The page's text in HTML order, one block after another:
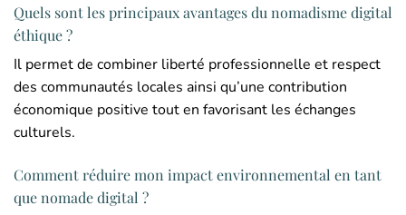
Quels sont les principaux avantages du nomadisme digital
éthique ?
Il permet de combiner liberté professionnelle et respect
des communautés locales ainsi qu’une contribution
économique positive tout en favorisant les échanges
culturels.
Comment réduire mon impact environnemental en tant
que nomade digital ?